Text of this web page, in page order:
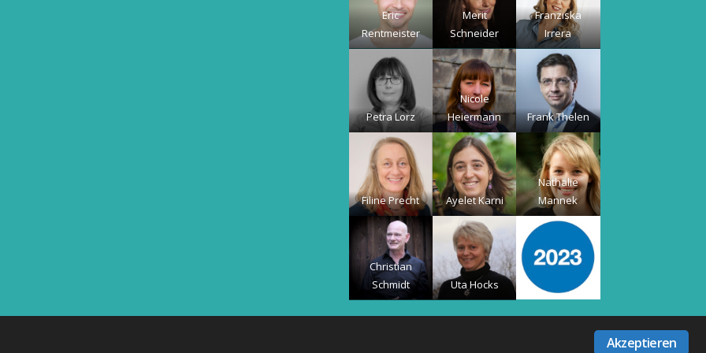
Eric
Rentmeister
Merit
Schneider
Franziska
Irrera
Petra Lorz
Nicole
Heiermann
Frank Thelen
Filine Precht Ayelet Karni
Nathalie
Mannek
Christian
Schmidt
Uta Hocks
Akzeptieren